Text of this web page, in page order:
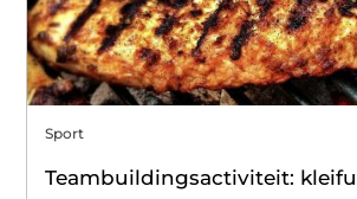
Sport
Teambuildingsactiviteit: